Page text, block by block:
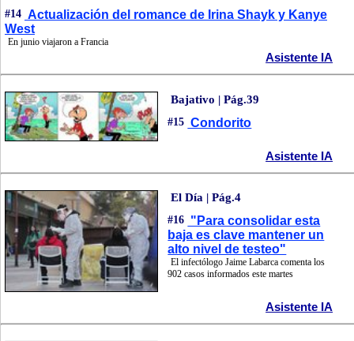
#14 Actualización del romance de Irina Shayk y Kanye
West
En junio viajaron a Francia
Asistente IA
Bajativo | Pág.39
#15 Condorito
Asistente IA
El Día | Pág.4
#16 "Para consolidar esta
baja es clave mantener un
alto nivel de testeo"
El infectólogo Jaime Labarca comenta los
902 casos informados este martes
Asistente IA